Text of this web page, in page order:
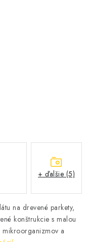
od zmluvy
osobných údajov
na drevené parkety,
konštrukcie s malou
a
+ ďalšie (5)